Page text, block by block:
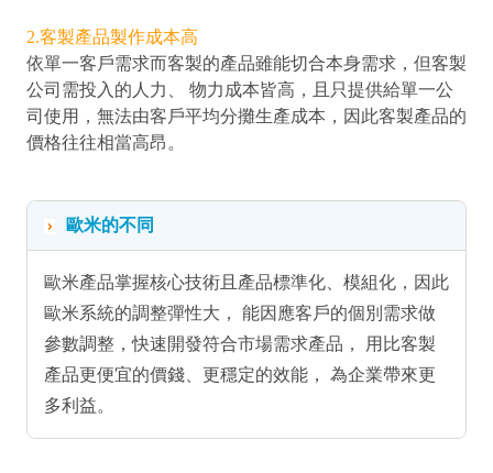
2.客製產品製作成本高
依單一客戶需求而客製的產品雖能切合本身需求，但客製
公司需投入的人力、 物力成本皆高，且只提供給單一公
司使用，無法由客戶平均分攤生產成本，因此客製產品的
價格往往相當高昂。
歐米的不同
歐米產品掌握核心技術且產品標準化、模組化，因此
歐米系統的調整彈性大， 能因應客戶的個別需求做
參數調整，快速開發符合市場需求產品， 用比客製
產品更便宜的價錢、更穩定的效能， 為企業帶來更
多利益。